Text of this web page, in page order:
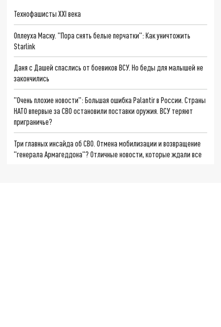
Технофашисты XXI века
Оплеуха Маску. "Пора снять белые перчатки": Как уничтожить
Starlink
Даня с Дашей спаслись от боевиков ВСУ. Но беды для малышей не
закончились
"Очень плохие новости": Большая ошибка Palantir в России. Страны
НАТО впервые за СВО остановили поставки оружия. ВСУ теряют
приграничье?
Три главных инсайда об СВО. Отмена мобилизации и возвращение
"генерала Армагеддона"? Отличные новости, которые ждали все